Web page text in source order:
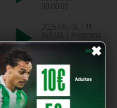
×
00:00:00
2026/04/30 | 11
INICIAL | Programa
completo
2026/04/29 | 11
INICIAL | Programa
completo
00:00:00